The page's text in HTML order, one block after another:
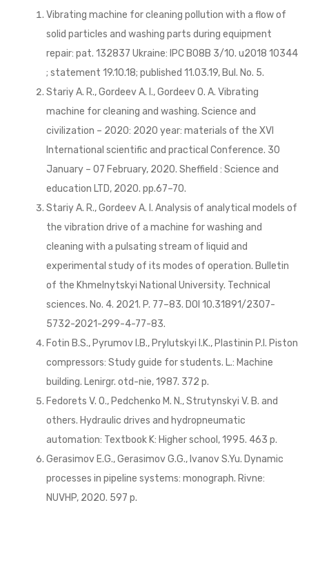
Vibrating machine for cleaning pollution with a flow of
solid particles and washing parts during equipment
repair: pat. 132837 Ukraine: IPC B08B 3/10. u2018 10344
; statement 19.10.18; published 11.03.19, Bul. No. 5.
Stariy A. R., Gordeev A. I., Gordeev O. A. Vibrating
machine for cleaning and washing. Science and
civilization – 2020: 2020 year: materials of the XVI
International scientific and practical Conference. 30
January – 07 February, 2020. Sheffield : Science and
education LTD, 2020. pp.67–70.
Stariy A. R., Gordeev A. I. Analysis of analytical models of
the vibration drive of a machine for washing and
cleaning with a pulsating stream of liquid and
experimental study of its modes of operation. Bulletin
of the Khmelnytskyi National University. Technical
sciences. No. 4. 2021. P. 77–83. DOI 10.31891/2307-
5732-2021-299-4-77-83.
Fotin B.S., Pyrumov I.B., Prylutskyi I.K., Plastinin P.I. Piston
compressors: Study guide for students. L.: Machine
building. Lenirgr. otd-nie, 1987. 372 p.
Fedorets V. O., Pedchenko M. N., Strutynskyi V. B. and
others. Hydraulic drives and hydropneumatic
automation: Textbook K: Higher school, 1995. 463 p.
Gerasimov E.G., Gerasimov G.G., Ivanov S.Yu. Dynamic
processes in pipeline systems: monograph. Rivne:
NUVHP, 2020. 597 p.